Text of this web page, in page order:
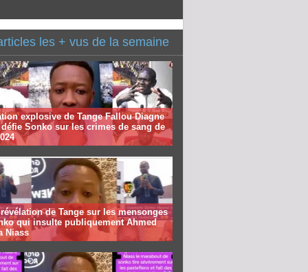
les + vus de la semaine
explosive de Tange Fallou Diagne
Sonko sur les crimes de sang de
de Tange sur les mensonges
qui insulte publiquement Ahmed
Niass